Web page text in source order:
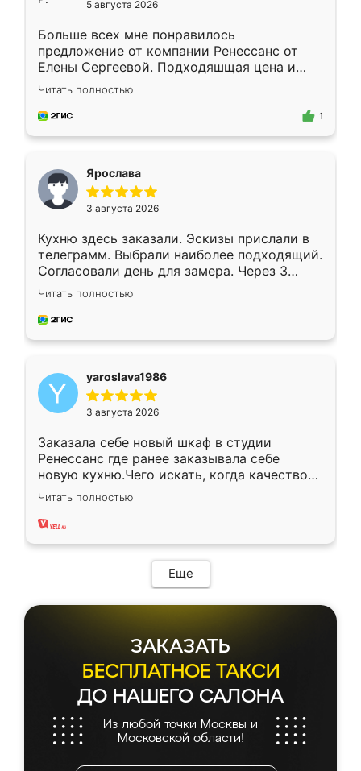
5 августа 2026
Больше всех мне понравилось
предложение от компании Ренессанс от
Елены Сергеевой. Подходяшщая цена и
короткие сроки изготовления. Приехавший
для замера сотрудник Владислав
предложил по моему эскизу самый
Читать полностью
1
Ярослава
3 августа 2026
Кухню здесь заказали. Эскизы прислали в
телеграмм. Выбрали наиболее подходящий.
Согласовали день для замера. Через 3
недели кухня была уже готова. Остались
довольны работой. Спасибо Ренессанс
мебель за качественную работу!
Читать полностью
yaroslava1986
3 августа 2026
Заказала себе новый шкаф в студии
Ренессанс где ранее заказывала себе
новую кухню.Чего искать, когда качеством
вполне довольна. Служит кухня уже почти
два года, нареканий нет.
Читать полностью
Еще
ЗАКАЗАТЬ
БЕСПЛАТНОЕ ТАКСИ
ДО НАШЕГО САЛОНА
Из любой точки Москвы и
Московской области!